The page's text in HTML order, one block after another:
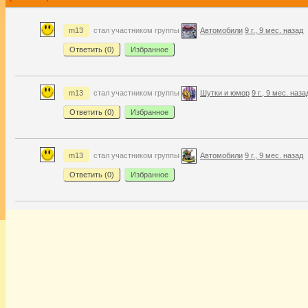
m13 стал участником группы Автомобили 9 г., 9 мес. назад
Ответить (0) Избранное
m13 стал участником группы Шутки и юмор 9 г., 9 мес.
Ответить (0) Избранное
m13 стал участником группы Автомобили 9 г., 9 мес. назад
Ответить (0) Избранное